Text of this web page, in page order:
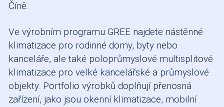
Číně.
Ve výrobním programu GREE najdete nástěnné
klimatizace pro rodinné domy, byty nebo
kanceláře, ale také poloprůmyslové multisplitové
klimatizace pro velké kancelářské a průmyslové
objekty. Portfolio výrobků doplňují přenosná
zařízení, jako jsou okenní klimatizace, mobilní